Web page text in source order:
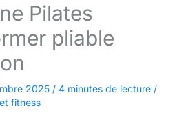
Pilates
pliable
2025 / 4 minutes de lecture /
fitness